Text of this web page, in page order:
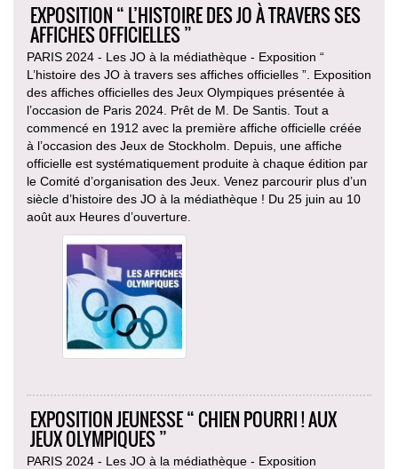
EXPOSITION “ L’HISTOIRE DES JO À TRAVERS SES
AFFICHES OFFICIELLES ”
PARIS 2024 - Les JO à la médiathèque - Exposition “
L’histoire des JO à travers ses affiches officielles ”. Exposition
des affiches officielles des Jeux Olympiques présentée à
l’occasion de Paris 2024. Prêt de M. De Santis. Tout a
commencé en 1912 avec la première affiche officielle créée
à l’occasion des Jeux de Stockholm. Depuis, une affiche
officielle est systématiquement produite à chaque édition par
le Comité d’organisation des Jeux. Venez parcourir plus d’un
siècle d’histoire des JO à la médiathèque ! Du 25 juin au 10
août aux Heures d’ouverture.
EXPOSITION JEUNESSE “ CHIEN POURRI ! AUX
JEUX OLYMPIQUES ”
PARIS 2024 - Les JO à la médiathèque - Exposition